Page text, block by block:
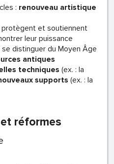
: renouveau artistique
protègent et soutiennent
leur puissance
distinguer du Moyen Âge
antiques
techniques (ex. : la
supports (ex. : la
réformes